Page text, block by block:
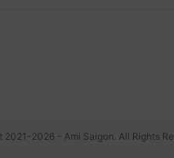
2026 - Ami Saigon. All Rights